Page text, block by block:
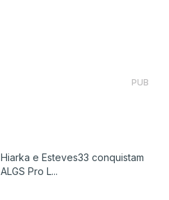
PUB
Hiarka e Esteves33 conquistam
ALGS Pro L...